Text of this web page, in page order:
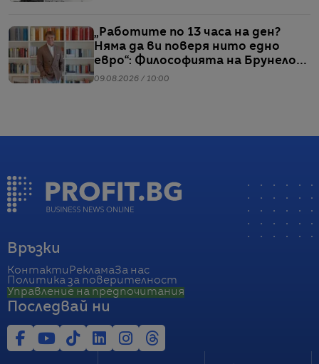
„Работите по 13 часа на ден?
Няма да ви поверя нито едно
евро“: Философията на Брунело
Кучинели за бизнеса и живота
09.08.2026 / 10:00
Връзки
Контакти РекламаЗа нас
Политика за поверителност
Управление на предпочитания
Последвай ни